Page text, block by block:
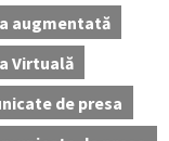
augmentată
Virtuală
de presa